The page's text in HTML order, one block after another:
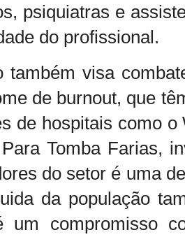
psiquiatras e
do profissional.
também visa
de burnout, que
de hospitais como
Tomba Farias,
do setor é uma
da população
um compromisso